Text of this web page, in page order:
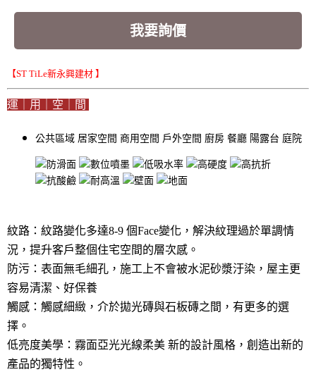
我要詢價
【ST TiLe新永興建材 】
運｜用｜空｜間
公共區域 居家空間 商用空間 戶外空間 廚房 餐廳 陽露台 庭院
紋路：紋路變化多達8-9 個Face變化，解決紋理過於單調情
況，提升客戶整個住宅空間的層次感。
防污：表面無毛細孔，施工上不會被水泥砂漿汙染，屋主更
容易清潔、好保養
觸感：觸感細緻，介於拋光磚與石板磚之間，有更多的選
擇。
低亮度美學：霧面亞光光線柔美 新的設計風格，創造出新的
產品的獨特性。